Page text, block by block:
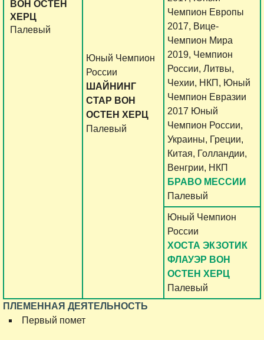
ВОН ОСТЕН
ХЕРЦ
Палевый
Юный Чемпион
России
ШАЙНИНГ
СТАР ВОН
ОСТЕН ХЕРЦ
Палевый
Чемпион Европы
2017, Вице-
Чемпион Мира
2019, Чемпион
России, Литвы,
Чехии, НКП, Юный
Чемпион Евразии
2017 Юный
Чемпион России,
Украины, Греции,
Китая, Голландии,
Венгрии, НКП
БРАВО МЕССИИ
Палевый
Юный Чемпион
России
ХОСТА ЭКЗОТИК
ФЛАУЭР ВОН
ОСТЕН ХЕРЦ
Палевый
ПЛЕМЕННАЯ ДЕЯТЕЛЬНОСТЬ
Первый помет